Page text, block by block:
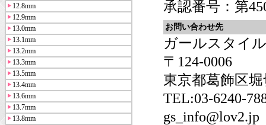
12.8mm
12.9mm
13.0mm
13.1mm
13.2mm
13.3mm
13.5mm
13.4mm
13.6mm
13.7mm
13.8mm
承認番号：第
お問い合わせ先
ガールスタイ
〒124-0006
東京都葛飾区堀
TEL:03-6240-
gs_info@lov2.jp